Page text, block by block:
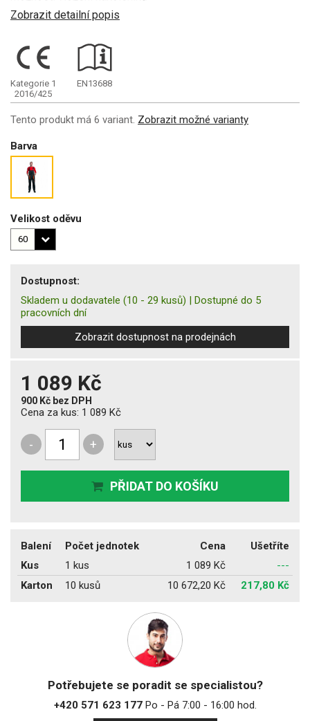
Zobrazit detailní popis
Kategorie 1
2016/425
EN13688
Tento produkt má 6 variant. Zobrazit možné varianty
Barva
Velikost oděvu
Dostupnost:
Skladem u dodavatele (10 - 29 kusů) | Dostupné do 5
pracovních dní
Zobrazit dostupnost na prodejnách
1 089 Kč
900 Kč bez DPH
Cena za kus: 1 089 Kč
- +
PŘIDAT DO KOŠÍKU
Balení Počet jednotek Cena
Ušetříte
Kus
1 kus 1 089 Kč
---
Karton
10 kusů 10 672,20 Kč 217,80 Kč
Potřebujete se poradit se specialistou?
+420 571 623 177Po - Pá 7:00 - 16:00 hod.